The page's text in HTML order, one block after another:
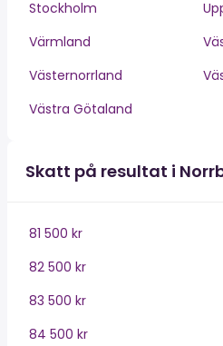
Stockholm
Värmland
Västernorrland
Västra Götaland
Skatt på resultat i
81 500 kr
82 500 kr
83 500 kr
84 500 kr